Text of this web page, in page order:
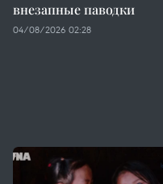
внезапные паводки
04/08/2026 02:28